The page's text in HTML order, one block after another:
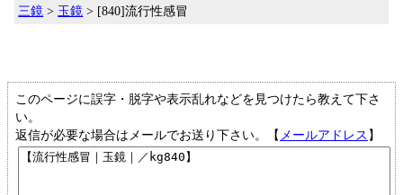
三鏡 > 玉鏡 > [840]流行性感冒
このページに誤字・脱字や表示乱れなどを見つけたら教えて下さ
い。
返信が必要な場合はメールでお送り下さい。【 メールアドレス 】